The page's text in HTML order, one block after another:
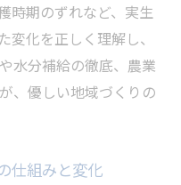
時期のずれなど、実生
化を正しく理解し、
水分補給の徹底、農業
、優しい地域づくりの
仕組みと変化